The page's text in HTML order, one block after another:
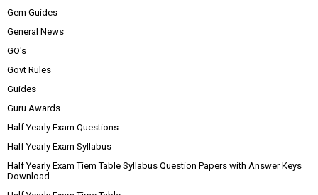
Gem Guides
General News
GO's
Govt Rules
Guides
Guru Awards
Half Yearly Exam Questions
Half Yearly Exam Syllabus
Half Yearly Exam Tiem Table Syllabus Question Papers with Answer Keys
Download